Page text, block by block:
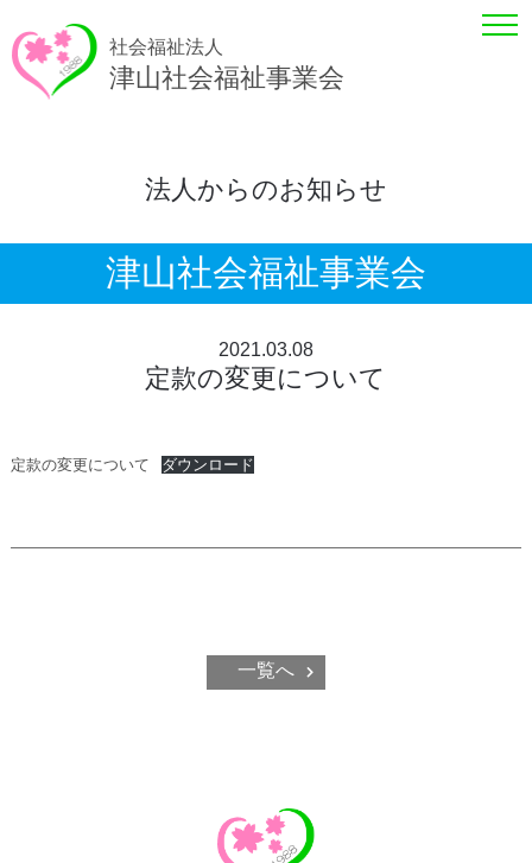
社会福祉法人
津山社会福祉事業会
法人からのお知らせ
津山社会福祉事業会
2021.03.08
定款の変更について
定款の変更について ダウンロード
一覧へ